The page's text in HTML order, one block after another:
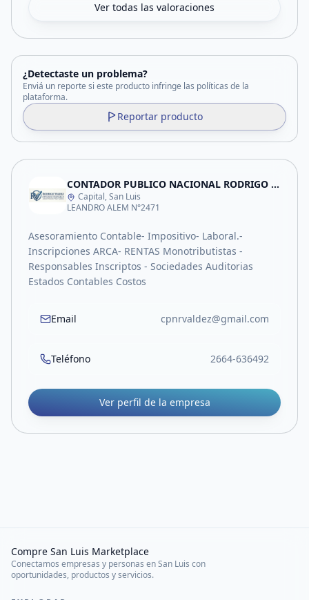
Ver todas las valoraciones
¿Detectaste un problema?
Enviá un reporte si este producto infringe las políticas de la
plataforma.
Reportar producto
CONTADOR PUBLICO NACIONAL RODRIGO VALDEZ
Capital, San Luis
LEANDRO ALEM N°2471
Asesoramiento Contable- Impositivo- Laboral.-
Inscripciones ARCA- RENTAS Monotributistas -
Responsables Inscriptos - Sociedades Auditorias
Estados Contables Costos
Email cpnrvaldez@gmail.com
Teléfono 2664-636492
Ver perfil de la empresa
Compre San Luis Marketplace
Conectamos empresas y personas en San Luis con
oportunidades, productos y servicios.